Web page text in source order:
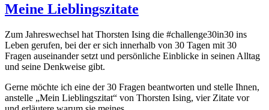
Meine Lieblingszitate
Zum Jahreswechsel hat Thorsten Ising die #challenge30in30 ins
Leben gerufen, bei der er sich innerhalb von 30 Tagen mit 30
Fragen auseinander setzt und persönliche Einblicke in seinen Alltag
und seine Denkweise gibt.
Gerne möchte ich eine der 30 Fragen beantworten und stelle Ihnen,
anstelle „Mein Lieblingszitat“ von Thorsten Ising, vier Zitate vor